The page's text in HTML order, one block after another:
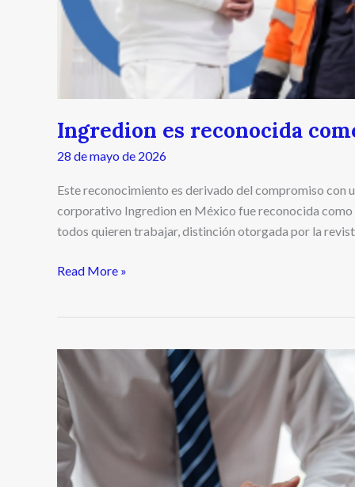
Ingredion es reconocida
28 de mayo de 2026
Este reconocimiento es derivado del compromiso con
corporativo Ingredion en México fue reconocida como
todos quieren trabajar, distinción otorgada por la
Read More »
Avalúo
fiscal:
la
base
técnica
para
determinar